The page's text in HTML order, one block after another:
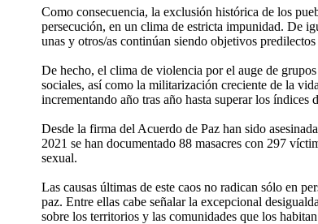
Como consecuencia, la exclusión histórica de los
persecución, en un clima de estricta impunidad. De
unas y otros/as continúan siendo objetivos
De hecho, el clima de violencia por el auge de
sociales, así como la militarización creciente de la
incrementando año tras año hasta superar los
Desde la firma del Acuerdo de Paz han sido
2021 se han documentado 88 masacres con 297
sexual.
Las causas últimas de este caos no radican sólo en
paz. Entre ellas cabe señalar la excepcional
sobre los territorios y las comunidades que los